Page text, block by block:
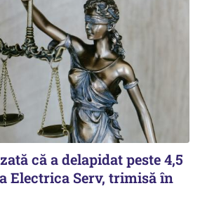
că a delapidat peste 4,5
Electrica Serv, trimisă în